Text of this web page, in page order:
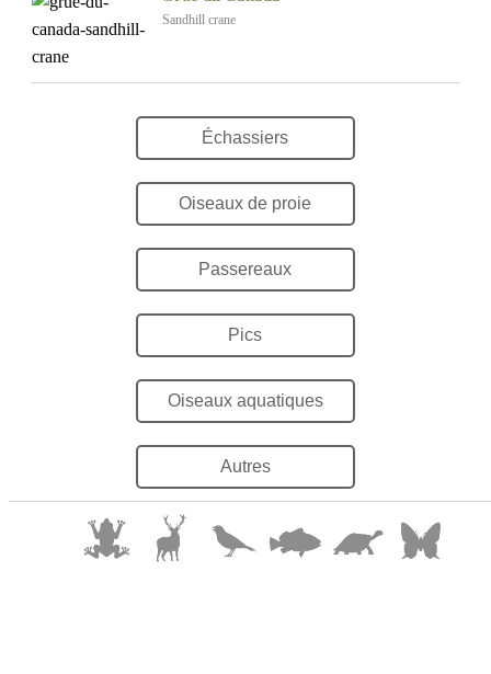
Sandhill crane
Échassiers
Oiseaux de proie
Passereaux
Pics
Oiseaux aquatiques
Autres
© 2025 William Lévesqu e